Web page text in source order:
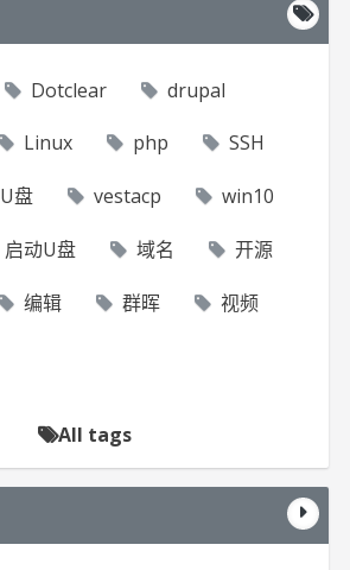
Dotclear drupal
Linux php SSH
U盘 vestacp win10
启动U盘 域名 开源
编辑 群晖 视频
All tags